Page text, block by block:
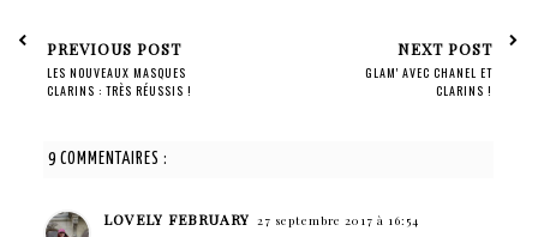
PREVIOUS POST
LES NOUVEAUX MASQUES
CLARINS : TRÈS RÉUSSIS !
NEXT POST
GLAM' AVEC CHANEL ET
CLARINS !
9 COMMENTAIRES :
LOVELY FEBRUARY 27 septembre 2017 à 16:54